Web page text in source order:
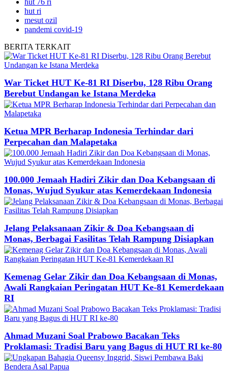
hut ri
mesut ozil
pandemi covid-19
BERITA TERKAIT
War Ticket HUT Ke-81 RI Diserbu, 128 Ribu Orang
Berebut Undangan ke Istana Merdeka
Ketua MPR Berharap Indonesia Terhindar dari
Perpecahan dan Malapetaka
100.000 Jemaah Hadiri Zikir dan Doa Kebangsaan di
Monas, Wujud Syukur atas Kemerdekaan Indonesia
Jelang Pelaksanaan Zikir & Doa Kebangsaan di
Monas, Berbagai Fasilitas Telah Rampung Disiapkan
Kemenag Gelar Zikir dan Doa Kebangsaan di Monas,
Awali Rangkaian Peringatan HUT Ke-81 Kemerdekaan
RI
Ahmad Muzani Soal Prabowo Bacakan Teks
Proklamasi: Tradisi Baru yang Bagus di HUT RI ke-80